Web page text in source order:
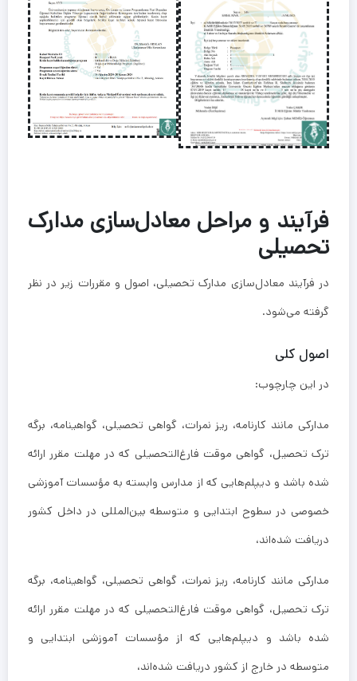
فرآیند و مراحل معادل‌سازی مدارک
تحصیلی
در فرآیند معادل‌سازی مدارک تحصیلی، اصول و مقررات زیر در نظر
گرفته می‌شود.
اصول کلی
در این چارچوب:
مدارکی مانند کارنامه، ریز نمرات، گواهی تحصیلی، گواهینامه، برگه
ترک تحصیل، گواهی موقت فارغ‌التحصیلی که در مهلت مقرر ارائه
شده باشد و دیپلم‌هایی که از مدارس وابسته به مؤسسات آموزشی
خصوصی در سطوح ابتدایی و متوسطه بین‌المللی در داخل کشور
دریافت شده‌اند،
مدارکی مانند کارنامه، ریز نمرات، گواهی تحصیلی، گواهینامه، برگه
ترک تحصیل، گواهی موقت فارغ‌التحصیلی که در مهلت مقرر ارائه
شده باشد و دیپلم‌هایی که از مؤسسات آموزشی ابتدایی و
متوسطه در خارج از کشور دریافت شده‌اند،